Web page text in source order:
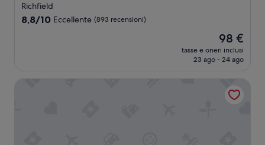
a
2.5
Richfield
8.8
8,8/10 Eccellente (893 recensioni)
Il
prezzo
attuale
98 €
98 €
tasse e oneri inclusi
23 ago - 24 ago